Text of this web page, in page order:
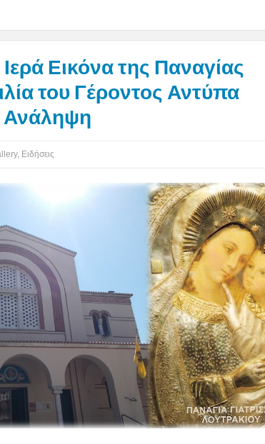
Εικόνα της Παναγίας
του Γέροντος Αντύπα
Ανάληψη
, Ειδήσεις